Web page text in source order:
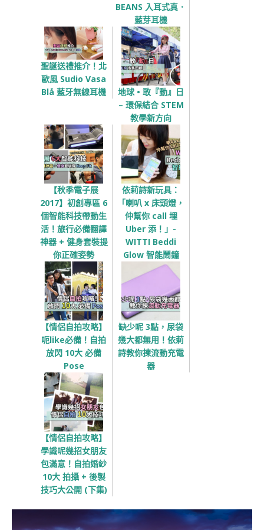
BEANS 入耳式真．
藍芽耳機
聖誕送禮推介！北
歐風 Sudio Vasa
Blå 藍牙無線耳機
地球 • 敢『動』日
– 環保結合 STEM
教學新方向
【秋季電子展
2017】初創專區 6
個智能科技帶動生
活！旅行必備翻譯
神器 + 健身套裝提
你正確姿勢
依莉詩新玩具：
「喇叭 x 床頭燈，
仲幫你 call 埋
Uber 添！」-
WITTI Beddi
Glow 智能鬧鐘
【情侶自拍攻略】
呃like必備！自拍
放閃 10大 必備
Pose
缺少呢 3點，尿袋
幾大都無用！依莉
詩教你揀流動充電
器
【情侶自拍攻略】
學識呢幾招女朋友
包滿意！自拍婚紗
10大 拍攝 + 後製
技巧大公開 (下集)